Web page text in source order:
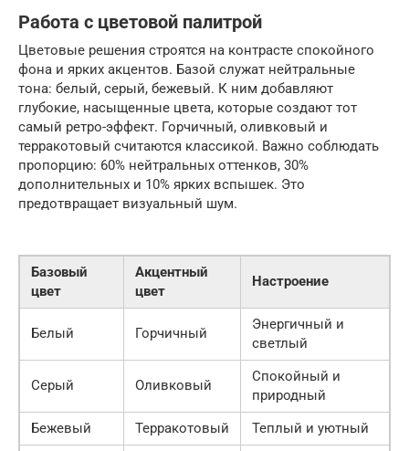
Работа с цветовой палитрой
Цветовые решения строятся на контрасте спокойного
фона и ярких акцентов. Базой служат нейтральные
тона: белый, серый, бежевый. К ним добавляют
глубокие, насыщенные цвета, которые создают тот
самый ретро-эффект. Горчичный, оливковый и
терракотовый считаются классикой. Важно соблюдать
пропорцию: 60% нейтральных оттенков, 30%
дополнительных и 10% ярких вспышек. Это
предотвращает визуальный шум.
Базовый
цвет
Акцентный
цвет
Настроение
Белый Горчичный
Энергичный и
светлый
Серый Оливковый
Спокойный и
природный
Бежевый
Терракотовый
Теплый и уютный